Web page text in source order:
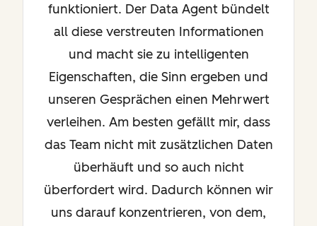
funktioniert. Der Data Agent bündelt
all diese verstreuten Informationen
und macht sie zu intelligenten
Eigenschaften, die Sinn ergeben und
unseren Gesprächen einen Mehrwert
verleihen. Am besten gefällt mir, dass
das Team nicht mit zusätzlichen Daten
überhäuft und so auch nicht
überfordert wird. Dadurch können wir
uns darauf konzentrieren, von dem,